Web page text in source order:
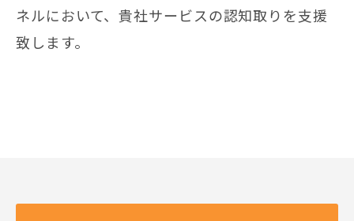
ネルにおいて、貴社サービスの認知取りを支援
致します。